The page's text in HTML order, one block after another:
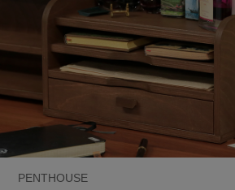
PENTHOUSE